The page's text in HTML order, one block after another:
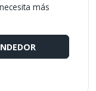
más